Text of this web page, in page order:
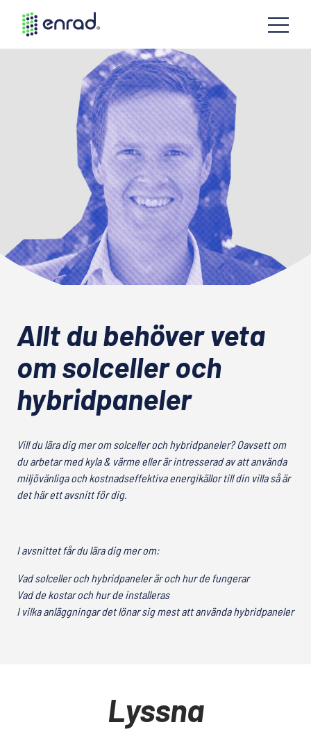
Allt du behöver veta
om solceller och
hybridpaneler
Vill du lära dig mer om solceller och hybridpaneler? Oavsett om
du arbetar med kyla & värme eller är intresserad av att använda
miljövänliga och kostnadseffektiva energikällor till din villa så är
det här ett avsnitt för dig.
I avsnittet får du lära dig mer om:
Vad solceller och hybridpaneler är och hur de fungerar
Vad de kostar och hur de installeras
I vilka anläggningar det lönar sig mest att använda hybridpaneler
Lyssna